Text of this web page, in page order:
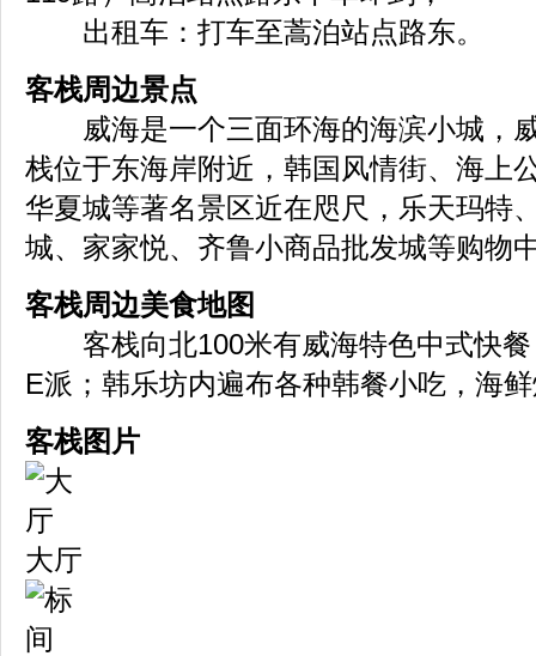
出租车：打车至蒿泊站点路东。
客栈周边景点
威海是一个三面环海的海滨小城，
栈位于东海岸附近，韩国风情街、海上
华夏城等著名景区近在咫尺，乐天玛特
城、家家悦、齐鲁小商品批发城等购物
客栈周边美食地图
客栈向北100米有威海特色中式快餐
E派；韩乐坊内遍布各种韩餐小吃，海
客栈图片
大厅